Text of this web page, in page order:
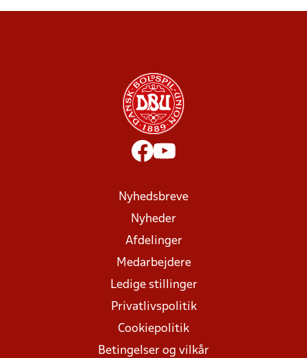
Nyhedsbreve
Nyheder
Afdelinger
Medarbejdere
Ledige stillinger
Privatlivspolitik
Cookiepolitik
Betingelser og vilkår